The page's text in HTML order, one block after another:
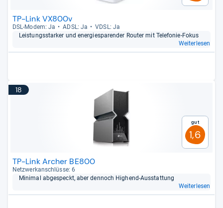
TP-Link VX800v
DSL-​Modem: Ja ADSL: Ja
VDSL: Ja
Leis­tungs­star­ker und ener­gie­spa­ren­der Rou­ter mit Tele­fo­nie-​Fokus
Weiterlesen
18
Gut
1,6
TP-Link Archer BE800
Netz­werk­an­schlüsse: 6
Mini­mal abge­speckt, aber den­noch Hig­hend-​Aus­stat­tung
Weiterlesen